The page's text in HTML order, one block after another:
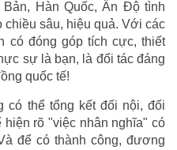
Hàn Quốc, Ấn Độ tình
chiều sâu, hiệu quả. Với các
có đóng góp tích cực, thiết
sự là bạn, là đối tác đáng
quốc tế!
có thể tổng kết đối nội, đối
rõ "việc nhân nghĩa" có
để có thành công, đương